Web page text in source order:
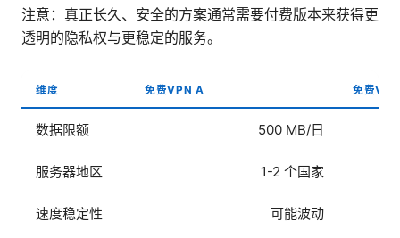
注意：真正长久、安全的方案通常需要付费版本来获得更
透明的隐私权与更稳定的服务。
维度 免费VPN A 免费
数据限额 500 MB/日
服务器地区 1-2 个国家
速度稳定性 可能波动